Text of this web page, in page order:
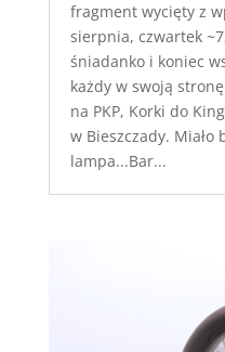
fragment wycięty z
sierpnia, czwartek
śniadanko i koniec
każdy w swoją
na PKP, Korki do
w Bieszczady. Miało
lampa...Bar...